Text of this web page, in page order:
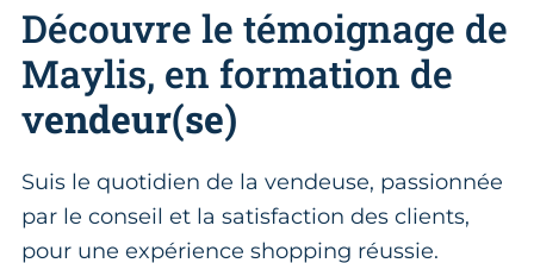
Découvre le témoignage de
Maylis, en formation de
vendeur(se)
Suis le quotidien de la vendeuse, passionnée
par le conseil et la satisfaction des clients,
pour une expérience shopping réussie.